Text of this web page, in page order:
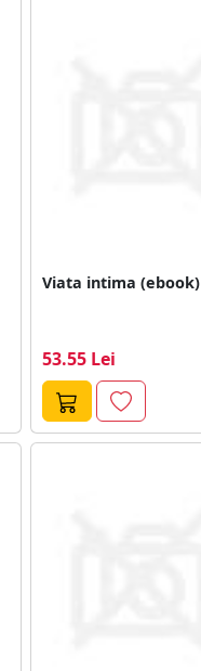
Viata intima (ebook)
53.55 Lei